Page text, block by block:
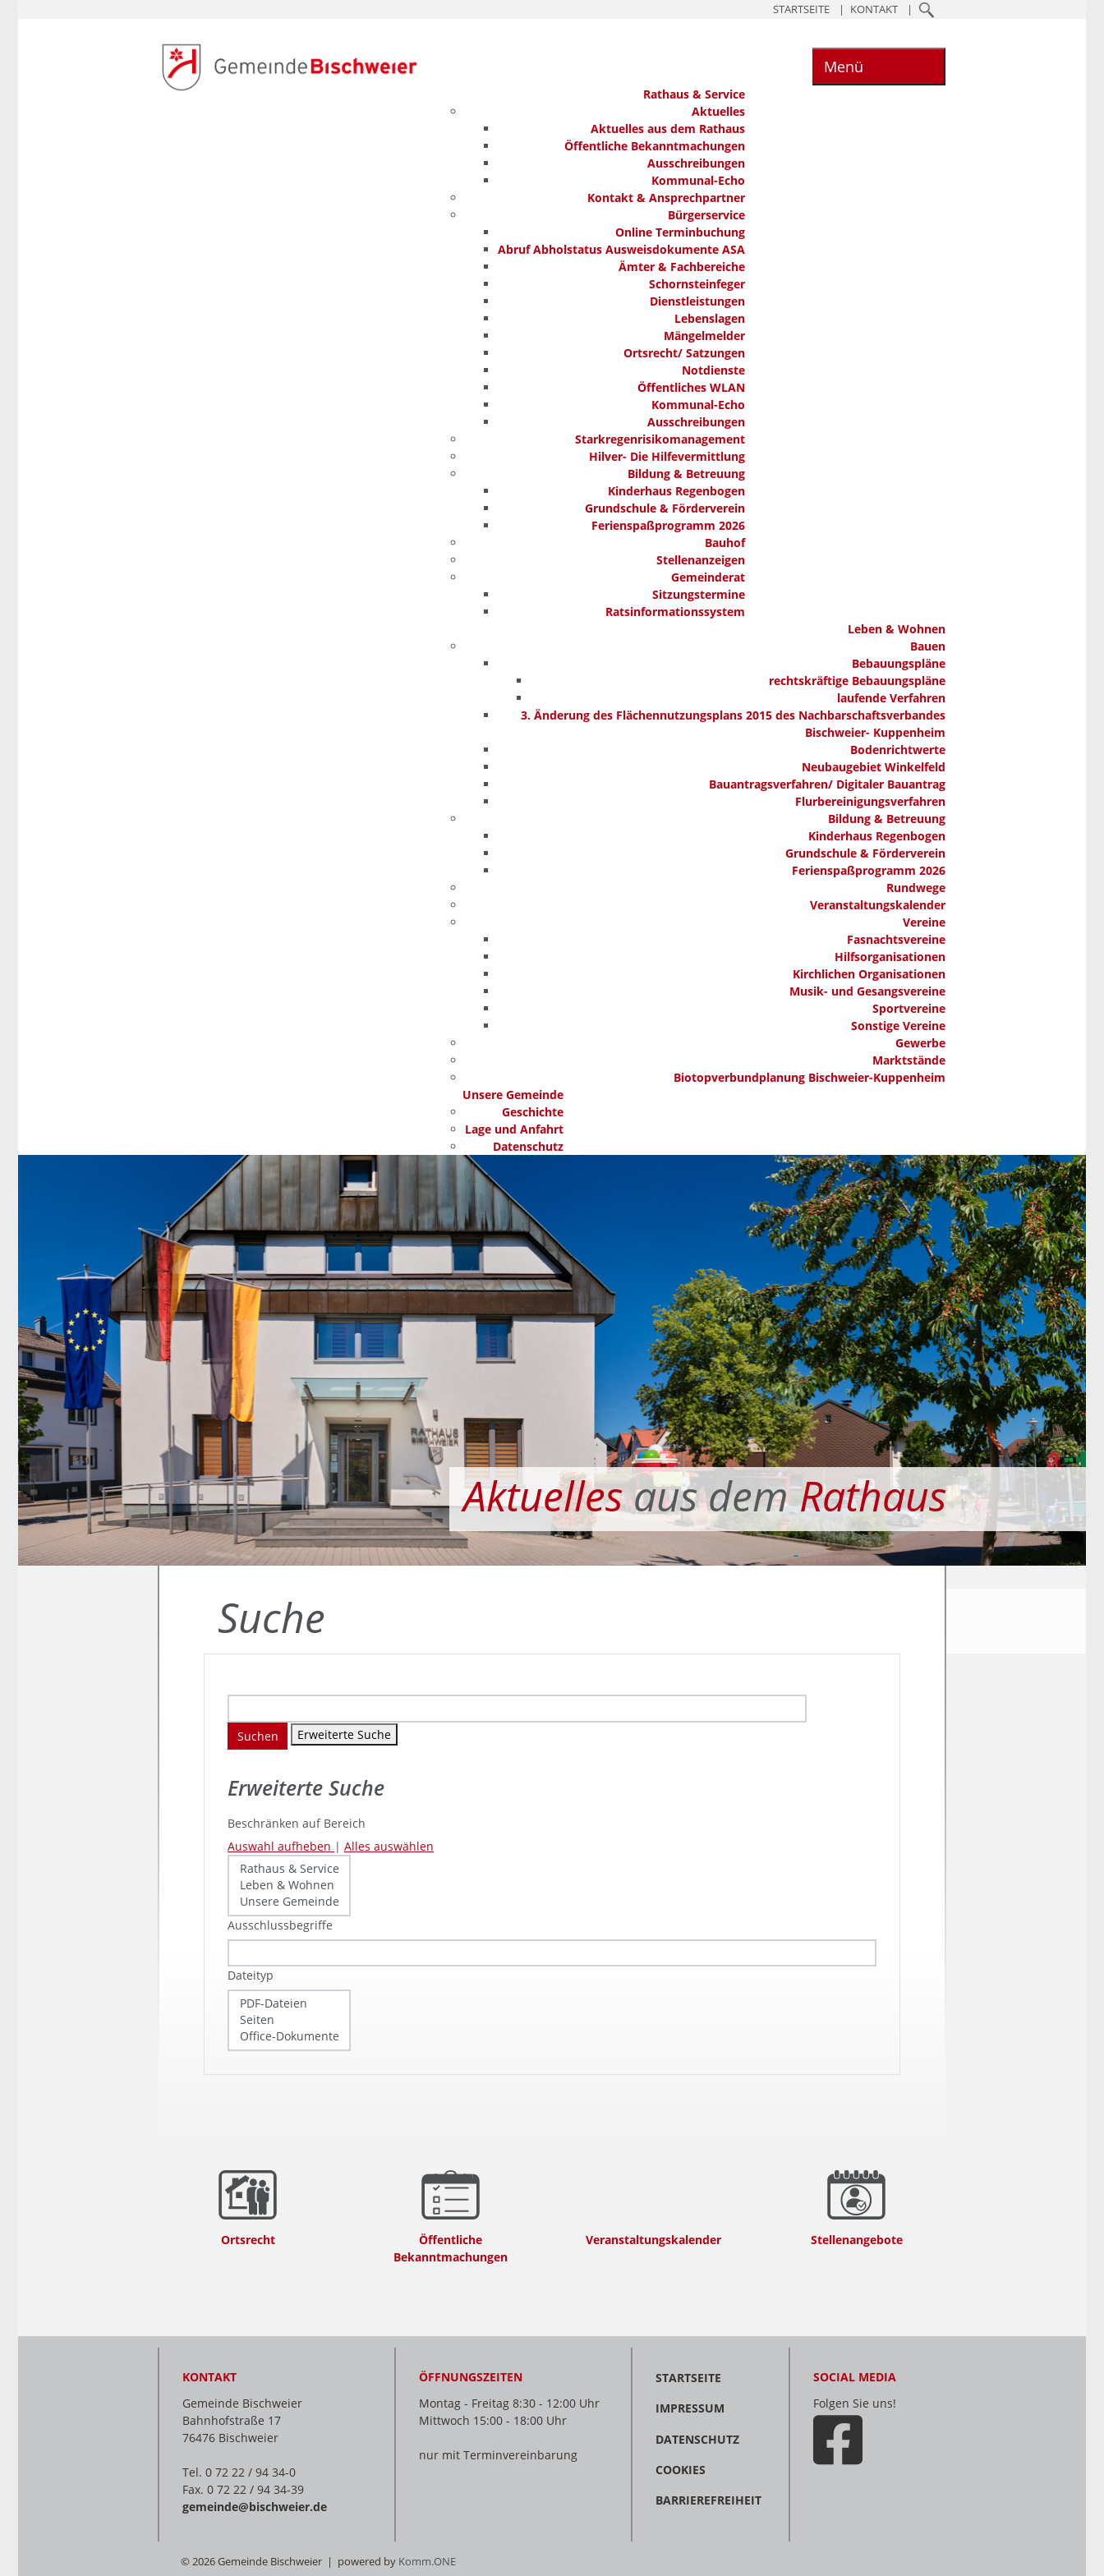
STARTSEITE KONTAKT
Menü
Rathaus & Service
Aktuelles
Aktuelles aus dem Rathaus
Öffentliche Bekanntmachungen
Ausschreibungen
Kommunal-Echo
Kontakt & Ansprechpartner
Bürgerservice
Online Terminbuchung
Abruf Abholstatus Ausweisdokumente ASA
Ämter & Fachbereiche
Schornsteinfeger
Dienstleistungen
Lebenslagen
Mängelmelder
Ortsrecht/ Satzungen
Notdienste
Öffentliches WLAN
Kommunal-Echo
Ausschreibungen
Starkregenrisikomanagement
Hilver- Die Hilfevermittlung
Bildung & Betreuung
Kinderhaus Regenbogen
Grundschule & Förderverein
Ferienspaßprogramm 2026
Bauhof
Stellenanzeigen
Gemeinderat
Sitzungstermine
Ratsinformationssystem
Leben & Wohnen
Bauen
Bebauungspläne
rechtskräftige Bebauungspläne
laufende Verfahren
3. Änderung des Flächennutzungsplans 2015 des Nachbarschaftsverbandes
Bischweier- Kuppenheim
Bodenrichtwerte
Neubaugebiet Winkelfeld
Bauantragsverfahren/ Digitaler Bauantrag
Flurbereinigungsverfahren
Bildung & Betreuung
Kinderhaus Regenbogen
Grundschule & Förderverein
Ferienspaßprogramm 2026
Rundwege
Veranstaltungskalender
Vereine
Fasnachtsvereine
Hilfsorganisationen
Kirchlichen Organisationen
Musik- und Gesangsvereine
Sportvereine
Sonstige Vereine
Gewerbe
Marktstände
Biotopverbundplanung Bischweier-Kuppenheim
Unsere Gemeinde
Geschichte
Lage und Anfahrt
Datenschutz
Aktuellesaus demRathaus
Suche
Suchen Erweiterte Suche
Erweiterte Suche
Beschränken auf Bereich
Auswahl aufheben | Alles auswählen
Ausschlussbegriffe
Dateityp
Ortsrecht
Öffentliche
Bekanntmachungen
Veranstaltungskalender Stellenangebote
KONTAKT
Gemeinde Bischweier
Bahnhofstraße 17
76476 Bischweier
Tel. 0 72 22 / 94 34-0
Fax. 0 72 22 / 94 34-39
gemeinde@bischweier.de
ÖFFNUNGSZEITEN
Montag - Freitag 8:30 - 12:00 Uhr
Mittwoch 15:00 - 18:00 Uhr
nur mit Terminvereinbarung
STARTSEITE
IMPRESSUM
DATENSCHUTZ
COOKIES
BARRIEREFREIHEIT
SOCIAL MEDIA
Folgen Sie uns!
© 2026 Gemeinde Bischweier | powered by Komm.ONE